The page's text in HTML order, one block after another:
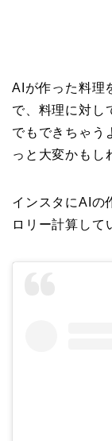
AIが作った料理
で、料理に対し
でもできちゃう
っと大変かもし
インスタにAIの
ロリー計算して